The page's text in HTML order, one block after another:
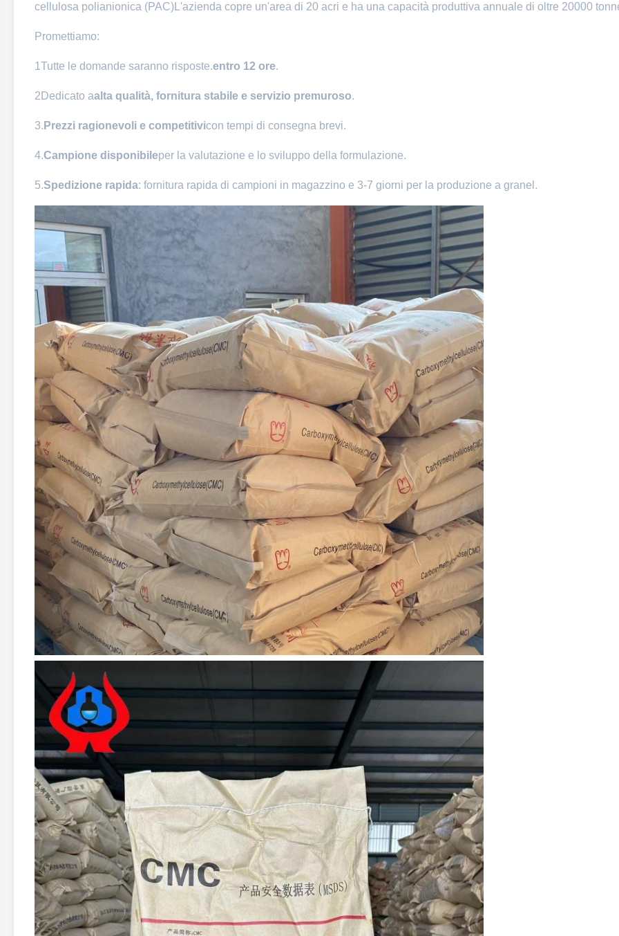
cellulosa polianionica (PAC)L'azienda copre un'area di 20 acri e ha una capacità produttiva annuale di oltre 20000
Promettiamo:
1Tutte le domande saranno risposte.entro 12 ore.
2Dedicato aalta qualità, fornitura stabile e servizio premuroso.
3. Prezzi ragionevoli e competitivicon tempi di consegna brevi.
4.Campione disponibileper la valutazione e lo sviluppo della formulazione.
5.Spedizione rapida: fornitura rapida di campioni in magazzino e 3-7 giorni per la produzione a granel.